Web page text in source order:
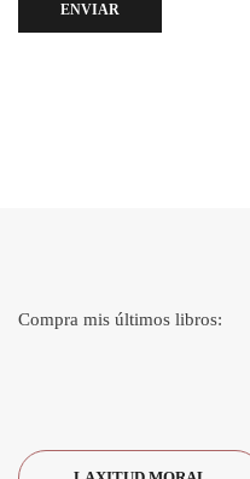
ENVIAR
Compra mis últimos libros: